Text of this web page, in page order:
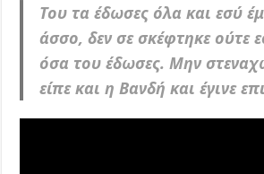
Του τα έδωσες όλα και εσύ
άσσο, δεν σε σκέφτηκε ούτε
όσα του έδωσες. Μην
είπε και η Βανδή και έγινε